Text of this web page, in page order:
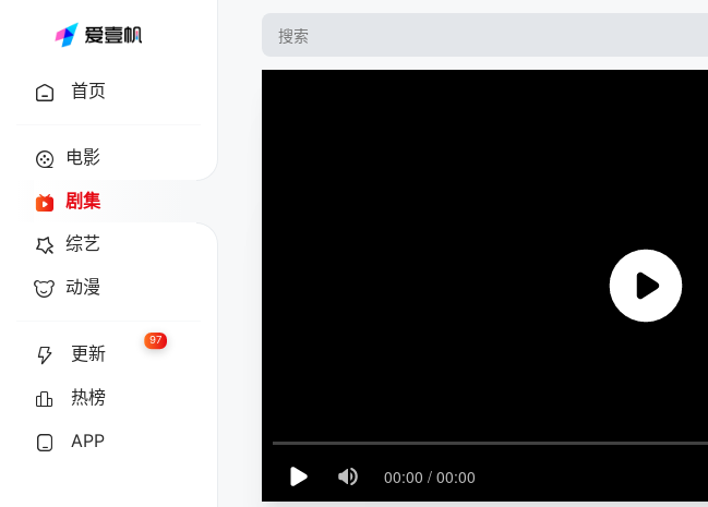
首页
电影
剧集
综艺
动漫
更新
97
热榜
APP